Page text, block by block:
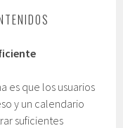
es que los usuarios
y un calendario
suficientes